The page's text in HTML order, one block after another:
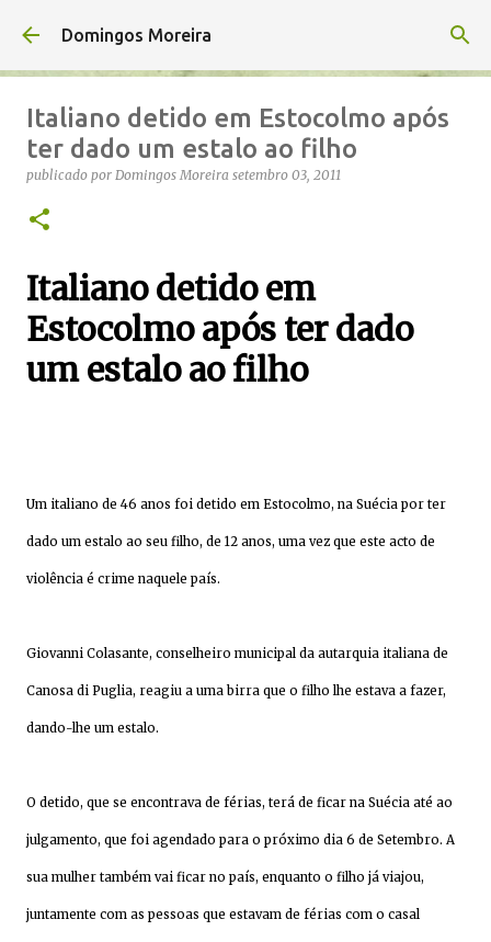
Avançar para o conteúdo principal
Domingos Moreira
Italiano detido em Estocolmo após
ter dado um estalo ao filho
publicado por Domingos Moreira setembro 03, 2011
Italiano detido em
Estocolmo após ter dado
um estalo ao filho
Um italiano de 46 anos foi detido em Estocolmo, na Suécia por ter
dado um estalo ao seu filho, de 12 anos, uma vez que este acto de
violência é crime naquele país.
Giovanni Colasante, conselheiro municipal da autarquia italiana de
Canosa di Puglia, reagiu a uma birra que o filho lhe estava a fazer,
dando-lhe um estalo.
O detido, que se encontrava de férias, terá de ficar na Suécia até ao
julgamento, que foi agendado para o próximo dia 6 de Setembro. A
sua mulher também vai ficar no país, enquanto o filho já viajou,
juntamente com as pessoas que estavam de férias com o casal